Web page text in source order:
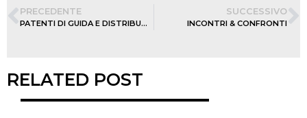
PRECEDENTE
PATENTI DI GUIDA E DISTRIBUZIONE HORECA
SUCCESSIVO
INCONTRI & CONFRONTI
RELATED POST